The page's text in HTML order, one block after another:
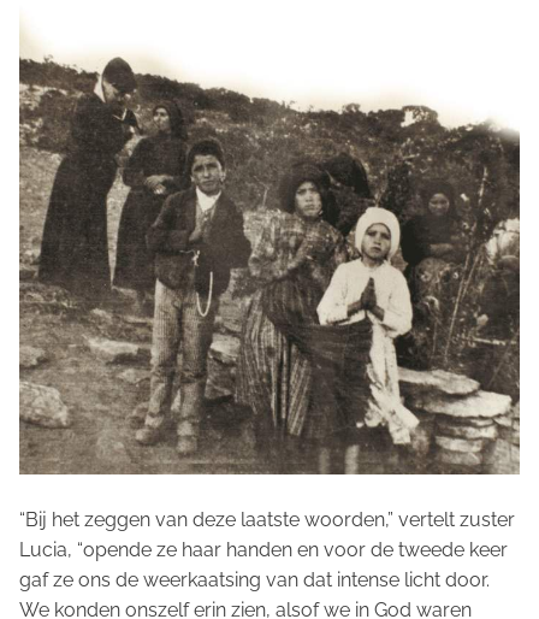
“Bij het zeggen van deze laatste woorden,” vertelt zuster
Lucia, “opende ze haar handen en voor de tweede keer
gaf ze ons de weerkaatsing van dat intense licht door.
We konden onszelf erin zien, alsof we in God waren